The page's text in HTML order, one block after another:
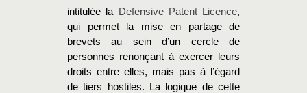
intitulée la
Defensive Patent Licence,
qui permet la mise en partage de
brevets au sein d’un cercle de
personnes renonçant à exercer leurs
droits entre elles, mais pas à l’égard
de tiers hostiles. La logique de cette